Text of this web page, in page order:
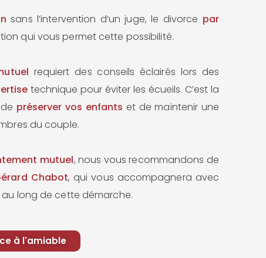
sans l’intervention d’un juge, le divorce par
qui vous permet cette possibilité.
requiert des conseils éclairés lors des
technique pour éviter les écueils. C’est la
préserver vos enfants et de maintenir une
du couple.
mutuel, nous vous recommandons de
Chabot, qui vous accompagnera avec
long de cette démarche.
à l'amiable